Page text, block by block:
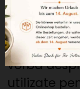
Acest
de rasă
libertate și
vorba
utilizate